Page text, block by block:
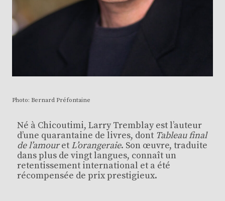
Photo: Bernard Préfontaine
Né à Chicoutimi, Larry Tremblay est l’auteur
d’une quarantaine de livres, dont Tableau final
de l’amouret L’orangeraie. Son œuvre, traduite
dans plus de vingt langues, connaît un
retentissement international et a été
récompensée de prix prestigieux.